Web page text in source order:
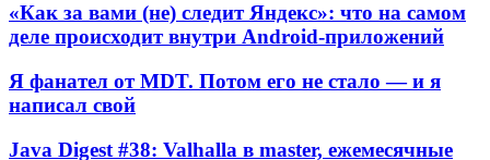
«Как за вами (не) следит Яндекс»: что на самом
деле происходит внутри Android-приложений
Я фанател от MDT. Потом его не стало — и я
написал свой
Java Digest #38: Valhalla в master, ежемесячные